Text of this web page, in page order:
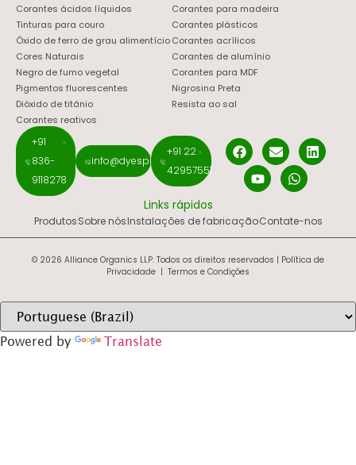
Corantes ácidos líquidos
Tinturas para couro
Óxido de ferro de grau alimentício
Cores Naturais
Negro de fumo vegetal
Pigmentos fluorescentes
Dióxido de titânio
Corantes reativos
Corantes para madeira
Corantes plásticos
Corantes acrílicos
Corantes de alumínio
Corantes para MDF
Nigrosina Preta
Resista ao sal
+91
836-
9118278
info@dyespigments.net
+91 22
42957551
Links rápidos
ProdutosSobre nósInstalações de fabricaçãoContate-nos
© 2026 Alliance Organics LLP. Todos os direitos reservados | Política de
Privacidade | Termos e Condições
Powered by Translate